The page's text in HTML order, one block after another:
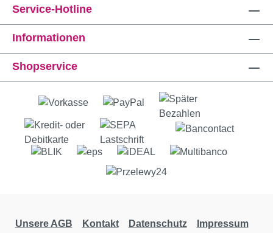
Service-Hotline
Informationen
Shopservice
Unsere AGB Kontakt Datenschutz Impressum